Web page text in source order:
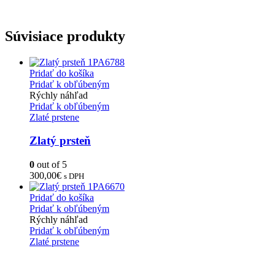
Súvisiace produkty
Pridať do košíka
Pridať k obľúbeným
Rýchly náhľad
Pridať k obľúbeným
Zlaté prstene
Zlatý prsteň
0 out of 5
300,00€ s DPH
Pridať do košíka
Pridať k obľúbeným
Rýchly náhľad
Pridať k obľúbeným
Zlaté prstene